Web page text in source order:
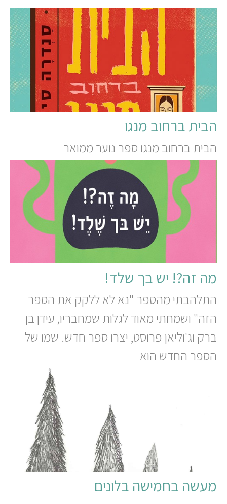
הבית ברחוב מנגו
הבית ברחוב מנגו ספר נוער ממואר
מה זה?! יש בך שלד!
התלהבתי מהספר "נא לא ללקק את הספר
הזה" ושמחתי מאוד לגלות שמחבריו, עידן בן
ברק וג'וליאן פרוסט, יצרו ספר חדש. שמו של
הספר החדש הוא
מעשה בחמישה בלונים